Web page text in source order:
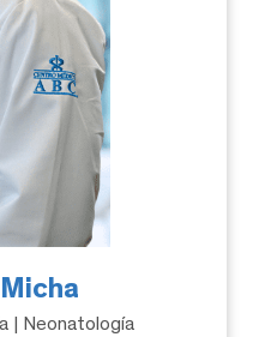
| Neonatología